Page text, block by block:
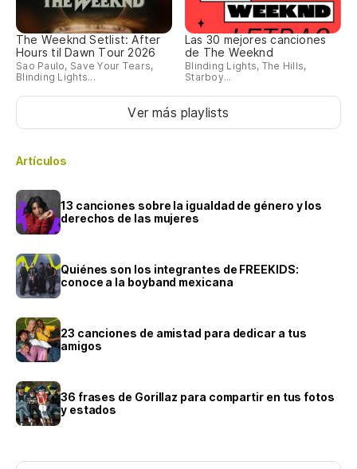
The Weeknd Setlist: After
Hours til Dawn Tour 2026
Sao Paulo, Save Your Tears,
Blinding Lights...
Las 30 mejores canciones
de The Weeknd
Blinding Lights, The Hills,
Starboy...
Ver más playlists
Artículos
13 canciones sobre la igualdad de género y los
derechos de las mujeres
Quiénes son los integrantes de FREEKIDS:
conoce a la boyband mexicana
23 canciones de amistad para dedicar a tus
amigos
36 frases de Gorillaz para compartir en tus fotos
y estados